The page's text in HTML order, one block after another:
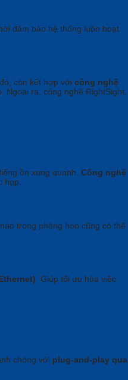
đảm bảo hệ thống luôn hoạt
còn kết hợp với công nghệ
ra, công nghệ RightSight,
ồn xung quanh. Công nghệ
họp.
trong phòng họp cũng có thể
. Giúp tối ưu hóa việc
chóng với plug-and-play qua